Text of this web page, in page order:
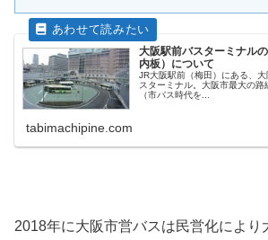
大阪駅前バスターミナル
内板）について
JR大阪駅前（梅田）にある、
スターミナル。大阪市最大の路
（市バス時代を...
tabimachipine.com
2018年に大阪市営バスは民営化により